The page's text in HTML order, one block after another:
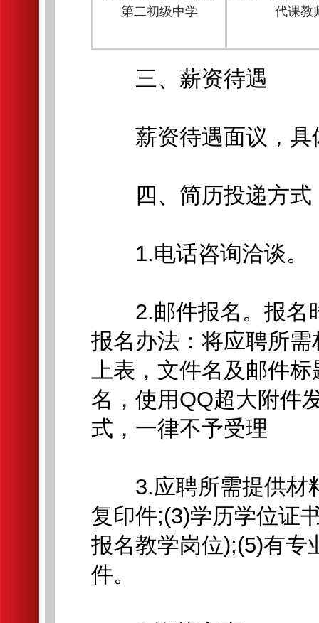
第二初级中学
代课教
三、薪资待遇
薪资待遇面议，具
四、简历投递方式
1.电话咨询洽谈。
2.邮件报名。报名
报名办法：将应聘所
上表，文件名及邮件
名，使用QQ超大附件
式，一律不予受理
3.应聘所需提供材
复印件;(3)学历学位证
报名教学岗位);(5)有专
件。